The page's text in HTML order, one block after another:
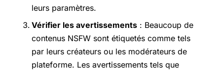
leurs paramètres.
Vérifier les avertissements : Beaucoup de
contenus NSFW sont étiquetés comme tels
par leurs créateurs ou les modérateurs de
plateforme. Les avertissements tels que